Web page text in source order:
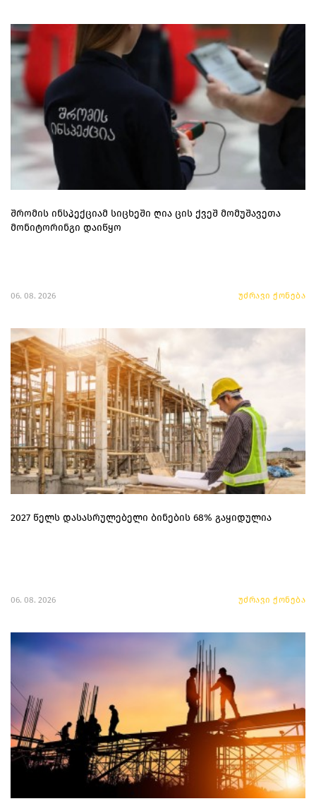
შრომის ინსპექციამ სიცხეში ღია ცის ქვეშ მომუშავეთა
მონიტორინგი დაიწყო
06. 08. 2026 უძრავი ქონება
2027 წელს დასასრულებელი ბინების 68% გაყიდულია
06. 08. 2026 უძრავი ქონება